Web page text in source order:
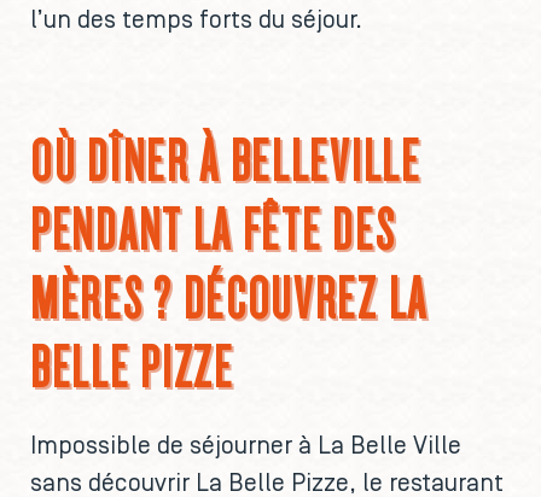
l’un des temps forts du séjour.
OÙ DÎNER À BELLEVILLE
PENDANT LA FÊTE DES
MÈRES ? DÉCOUVREZ LA
BELLE PIZZE
Impossible de séjourner à La Belle Ville
sans découvrir La Belle Pizze, le restaurant